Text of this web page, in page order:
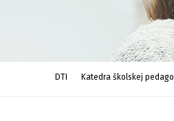
DTI Katedra školskej